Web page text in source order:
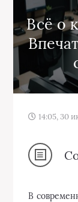
Всё о
14:05, 30
В